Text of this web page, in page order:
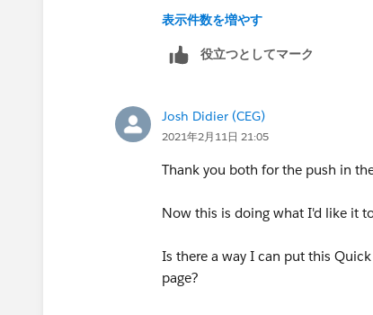
and click to wrench icon for
then on the bottom you can see
to Standard buttons.
表示件数を増やす
役立つとしてマーク
Josh Didier (CEG)
2021年2月11日 21:05
Thank you both for the push in
Now this is doing what I'd like it
Is there a way I can put this
page?